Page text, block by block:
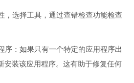
，选择工具，通过查错检查功能检查
序：如果只有一个特定的应用程序出
安装该应用程序。这有助于修复任何